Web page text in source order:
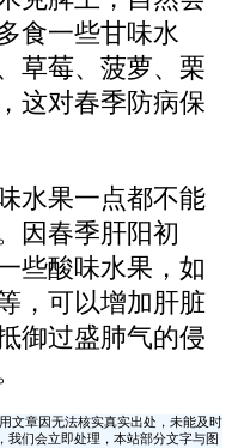
食一些甘味水
草莓、菠萝、栗
这对春季防病保
水果一点都不能
因春季肝阳初
些酸味水果，如
，可以增加肝脏
御过盛肺气的侵
文章因无法核实真实出处，未能及时
我们会立即处理，本站部分文字与图